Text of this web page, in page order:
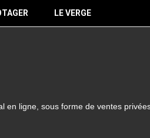
LE VERGE
en ligne, sous forme de ventes